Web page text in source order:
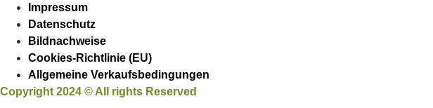
Impressum
Datenschutz
Bildnachweise
Cookies-Richtlinie (EU)
Allgemeine Verkaufsbedingungen
Copyright 2024 © All rights Reserved